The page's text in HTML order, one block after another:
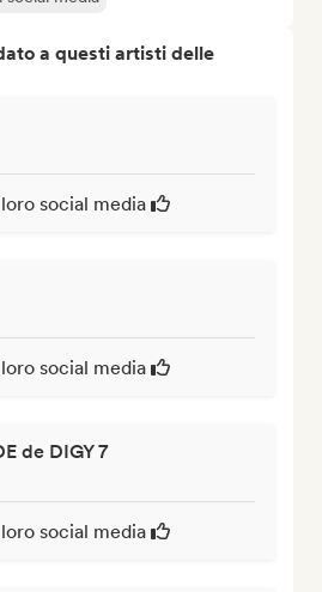
a questi artisti delle
social media
social media
de DIGY 7
social media